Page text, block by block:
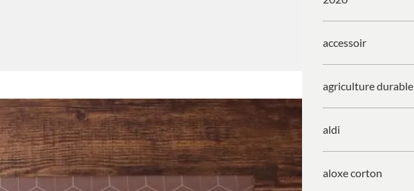
accessoir
agriculture durable
aldi
aloxe corton